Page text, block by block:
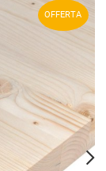
OFFERTA